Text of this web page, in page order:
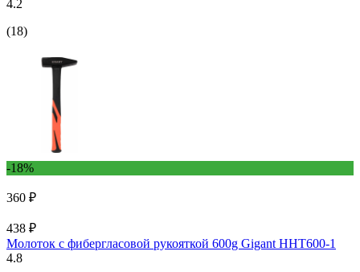
4.2
(18)
-18%
360 ₽
438 ₽
Молоток с фибергласовой рукояткой 600g Gigant HHT600-1
4.8